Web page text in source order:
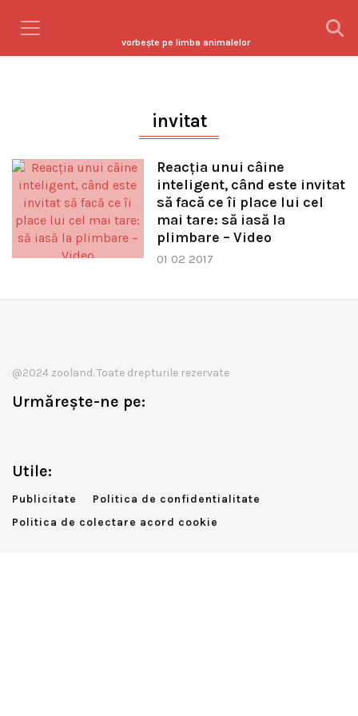
vorbeşte pe limba animalelor
invitat
Reacţia unui câine
inteligent, când este invitat
să facă ce îi place lui cel
mai tare: să iasă la
plimbare – Video
01 02 2017
@2024 zooland. Toate drepturile rezervate
Urmărește-ne pe:
Utile:
Publicitate
Politica de confidentialitate
Politica de colectare acord cookie